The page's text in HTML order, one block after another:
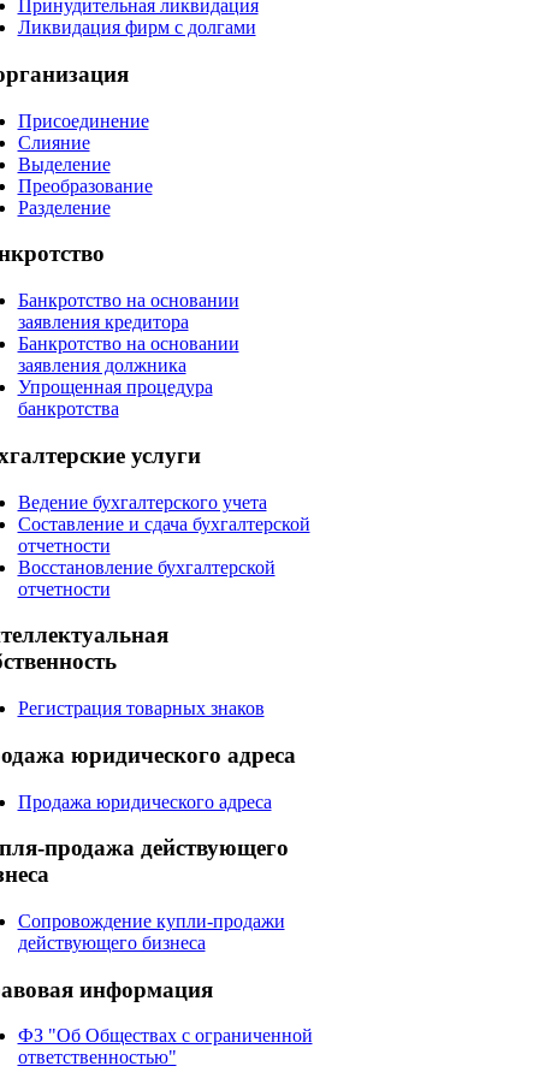
Принудительная ликвидация
Ликвидация фирм с долгами
Присоединение
Слияние
Выделение
Преобразование
Разделение
Банкротство на основании
заявления кредитора
Банкротство на основании
заявления должника
Упрощенная процедура
банкротства
услуги
Ведение бухгалтерского учета
Составление и сдача бухгалтерской
отчетности
Восстановление бухгалтерской
отчетности
Регистрация товарных знаков
юридического адреса
Продажа юридического адреса
продажадействующего
Сопровождение купли-продажи
действующего бизнеса
информация
ФЗ "Об Обществах с ограниченной
ответственностью"